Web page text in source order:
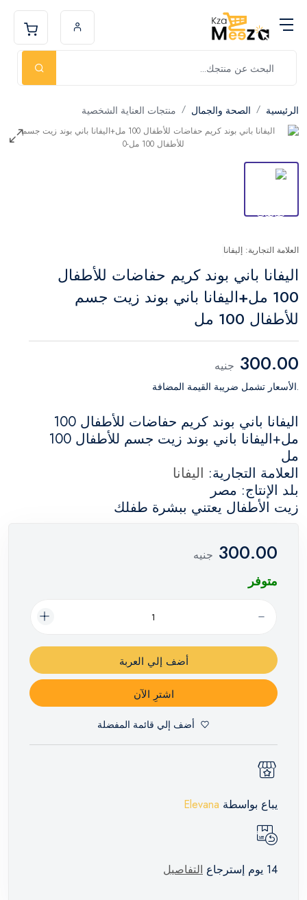
الرئيسية الصحة والجمال منتجات العناية الشخصية
العلامة التجارية: إليفانا
اليفانا باني بوند كريم حفاضات للأطفال
100 مل+اليفانا باني بوند زيت جسم
للأطفال 100 مل
300.00 جنيه
.الأسعار تشمل ضريبة القيمة المضافة
اليفانا باني بوند كريم حفاضات للأطفال 100
مل+اليفانا باني بوند زيت جسم للأطفال 100
مل
العلامة التجارية: اليفانا
بلد الإنتاج: مصر
زيت الأطفال يعتني ببشرة طفلك
300.00 جنيه
متوفر
أضف إلي العربة
اشترِ الآن
أضف إلي قائمة المفضلة
يباع بواسطة Elevana
14 يوم إسترجاع التفاصيل